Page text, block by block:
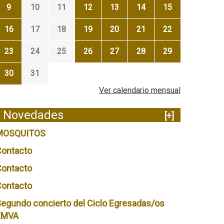
9 10 11 12 13 14 15
16 17 18 19 20 21 22
23 24 25 26 27 28 29
30
31
Ver calendario mensual
Novedades
[+]
concierto del Ciclo Egresadas/os